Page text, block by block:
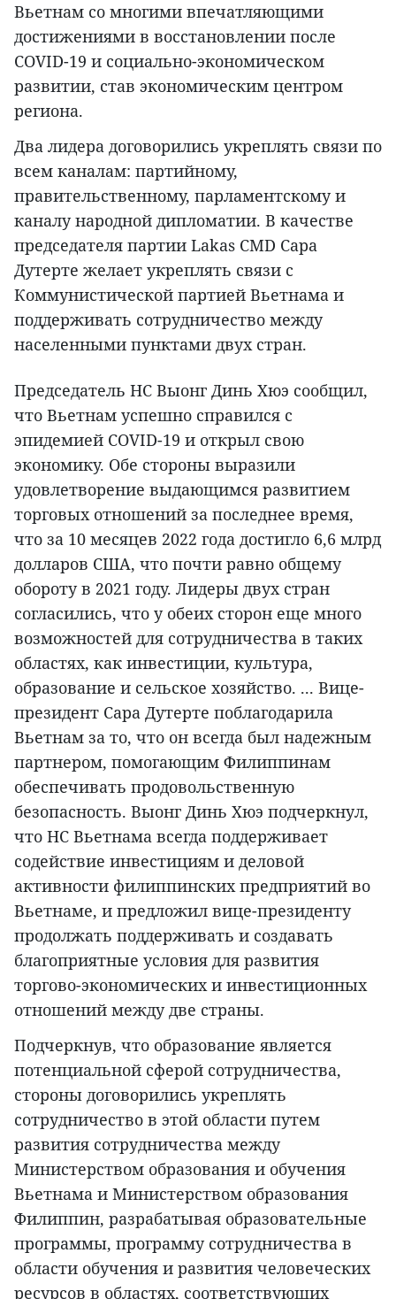
Вьетнам со многими впечатляющими
достижениями в восстановлении после
COVID-19 и социально-экономическом
развитии, став экономическим центром
региона.
Два лидера договорились укреплять связи по
всем каналам: партийному,
правительственному, парламентскому и
каналу народной дипломатии. В качестве
председателя партии Lakas CMD Сара
Дутерте желает укреплять связи с
Коммунистической партией Вьетнама и
поддерживать сотрудничество между
населенными пунктами двух стран.
Председатель НС Выонг Динь Хюэ сообщил,
что Вьетнам успешно справился с
эпидемией COVID-19 и открыл свою
экономику. Обе стороны выразили
удовлетворение выдающимся развитием
торговых отношений за последнее время,
что за 10 месяцев 2022 года достигло 6,6 млрд
долларов США, что почти равно общему
обороту в 2021 году. Лидеры двух стран
согласились, что у обеих сторон еще много
возможностей для сотрудничества в таких
областях, как инвестиции, культура,
образование и сельское хозяйство. ... Вице-
президент Сара Дутерте поблагодарила
Вьетнам за то, что он всегда был надежным
партнером, помогающим Филиппинам
обеспечивать продовольственную
безопасность. Выонг Динь Хюэ подчеркнул,
что НС Вьетнама всегда поддерживает
содействие инвестициям и деловой
активности филиппинских предприятий во
Вьетнаме, и предложил вице-президенту
продолжать поддерживать и создавать
благоприятные условия для развития
торгово-экономических и инвестиционных
отношений между две страны.
Подчеркнув, что образование является
потенциальной сферой сотрудничества,
стороны договорились укреплять
сотрудничество в этой области путем
развития сотрудничества между
Министерством образования и обучения
Вьетнама и Министерством образования
Филиппин, разрабатывая образовательные
программы, программу сотрудничества в
области обучения и развития человеческих
ресурсов в областях, соответствующих